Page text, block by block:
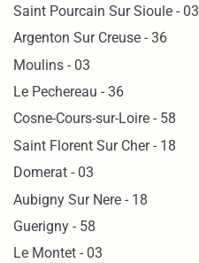
Saint Pourcain Sur Sioule - 03
Argenton Sur Creuse - 36
Moulins - 03
Le Pechereau - 36
Cosne-Cours-sur-Loire - 58
Saint Florent Sur Cher - 18
Domerat - 03
Aubigny Sur Nere - 18
Guerigny - 58
Le Montet - 03